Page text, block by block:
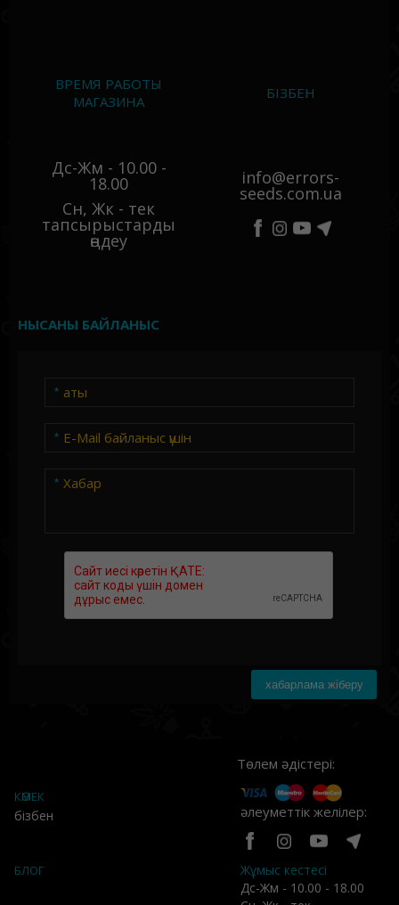
ВРЕМЯ РАБОТЫ
МАГАЗИНА
БІЗБЕН
Дс-Жм - 10.00 -
18.00
Сн, Жк - тек
тапсырыстарды
өңдеу
info@errors-
seeds.com.ua
НЫСАНЫ БАЙЛАНЫС
хабарлама жіберу
КӨМЕК
бізбен
БЛОГ
Төлем әдістері:
әлеуметтік желілер:
Жұмыс кестесі
Дс-Жм - 10.00 - 18.00